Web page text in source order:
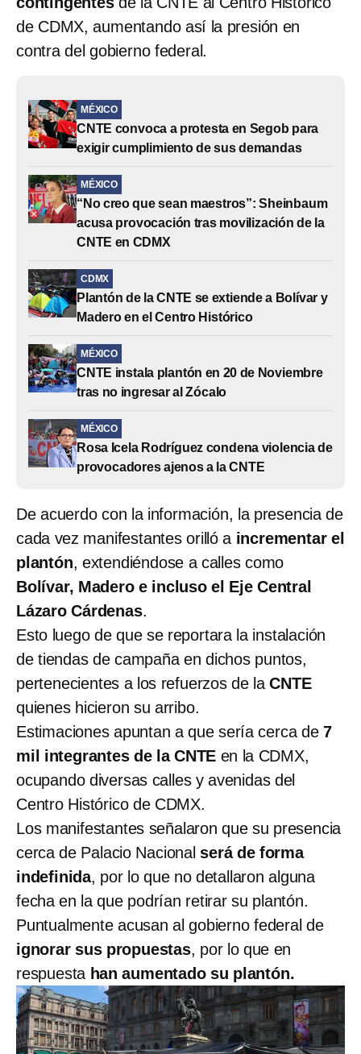
de CDMX, aumentando así la presión en
contra del gobierno federal.
MÉXICO
CNTE convoca a protesta en Segob para
exigir cumplimiento de sus demandas
MÉXICO
“No creo que sean maestros”: Sheinbaum
acusa provocación tras movilización de la
CNTE en CDMX
CDMX
Plantón de la CNTE se extiende a Bolívar y
Madero en el Centro Histórico
MÉXICO
CNTE instala plantón en 20 de Noviembre
tras no ingresar al Zócalo
MÉXICO
Rosa Icela Rodríguez condena violencia de
provocadores ajenos a la CNTE
De acuerdo con la información, la presencia de
cada vez manifestantes orilló a incrementar el
plantón, extendiéndose a calles como
Bolívar, Madero e incluso el Eje Central
Lázaro Cárdenas.
Esto luego de que se reportara la instalación
de tiendas de campaña en dichos puntos,
pertenecientes a los refuerzos de laCNTE
quienes hicieron su arribo.
Estimaciones apuntan a que sería cerca de 7
mil integrantes de la CNTE en la CDMX,
ocupando diversas calles y avenidas del
Centro Histórico de CDMX.
Los manifestantes señalaron que su presencia
cerca de Palacio Nacional será de forma
indefinida, por lo que no detallaron alguna
fecha en la que podrían retirar su plantón.
Puntualmente acusan al gobierno federal de
ignorar sus propuestas, por lo que en
respuesta han aumentado su plantón.